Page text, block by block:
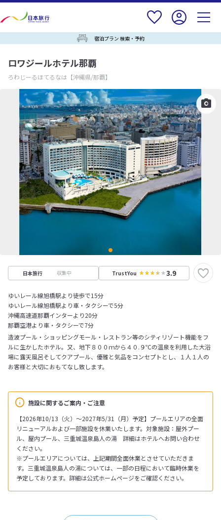
宿泊プラン 検索・予約
ロワジールホテル那覇
ろわじーるほてるなは 【沖縄県/那覇】
日本旅行 収集中 TrustYou 3.9
ゆいレール線旭橋駅より徒歩で15分
ゆいレール線旭橋駅より車・タクシーで5分
沖縄高速道那覇インターより20分
那覇空港より車・タクシーで7分
施設に関するご案内・ご注意
【2026年10/13（火）～2027年5/31（月）予定】プールエリアの全面
リニューアルおよび一部施設を休業いたします。対象施設：屋外プー
ル、屋内プール、三重城温泉島人の湯 詳細はホテルへお問い合わせ
ください。
※プールエリアについては、上記期間全面休業とさせていただきま
す。三重城温泉島人の湯については、一部の日程において臨時休業を
予定しております。詳細は公式ホームページをご確認ください。
造波プール・ショッピングモール・レストラン等のシティリゾート機能をフ
ルに生かしたホテル。又、地下８００ｍから４０.９℃の温泉を利用した大浴
場に露天風呂そしてクアプール、優雅と気品をコンセプトとし、１人１人の
お客様と大切におもてなし致します。